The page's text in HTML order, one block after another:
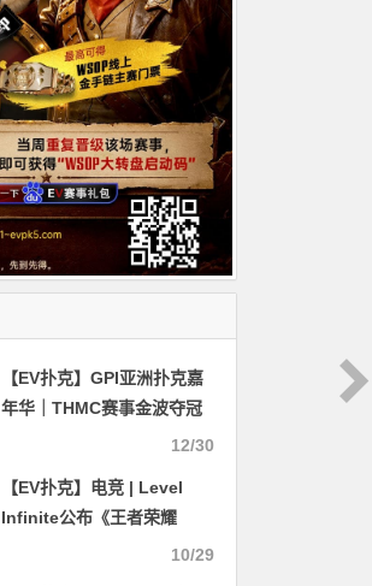
【EV扑克】GPI亚洲扑克嘉
年华｜THMC赛事金波夺冠
MPS主赛事第一轮冷斌领跑
12/30
【EV扑克】电竞 | Level
Infinite公布《王者荣耀
2026年电竞规划，全年再设
10/29